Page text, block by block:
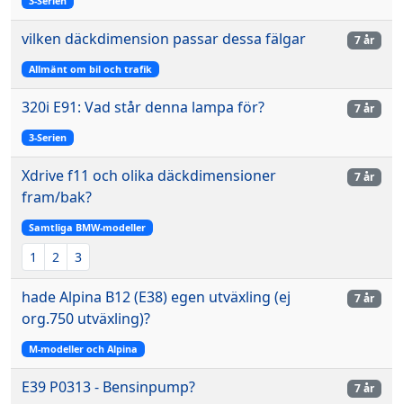
vilken däckdimension passar dessa fälgar
Allmänt om bil och trafik
7 år
320i E91: Vad står denna lampa för?
3-Serien
7 år
Xdrive f11 och olika däckdimensioner
fram/bak?
Samtliga BMW-modeller
1 2 3
7 år
hade Alpina B12 (E38) egen utväxling (ej
org.750 utväxling)?
M-modeller och Alpina
7 år
E39 P0313 - Bensinpump? 7 år